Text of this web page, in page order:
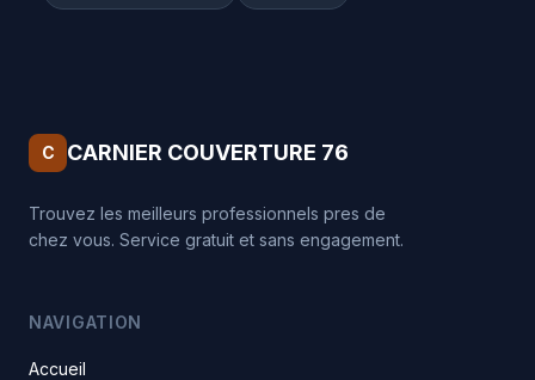
C CARNIER COUVERTURE 76
Trouvez les meilleurs professionnels pres de
chez vous. Service gratuit et sans engagement.
NAVIGATION
Accueil